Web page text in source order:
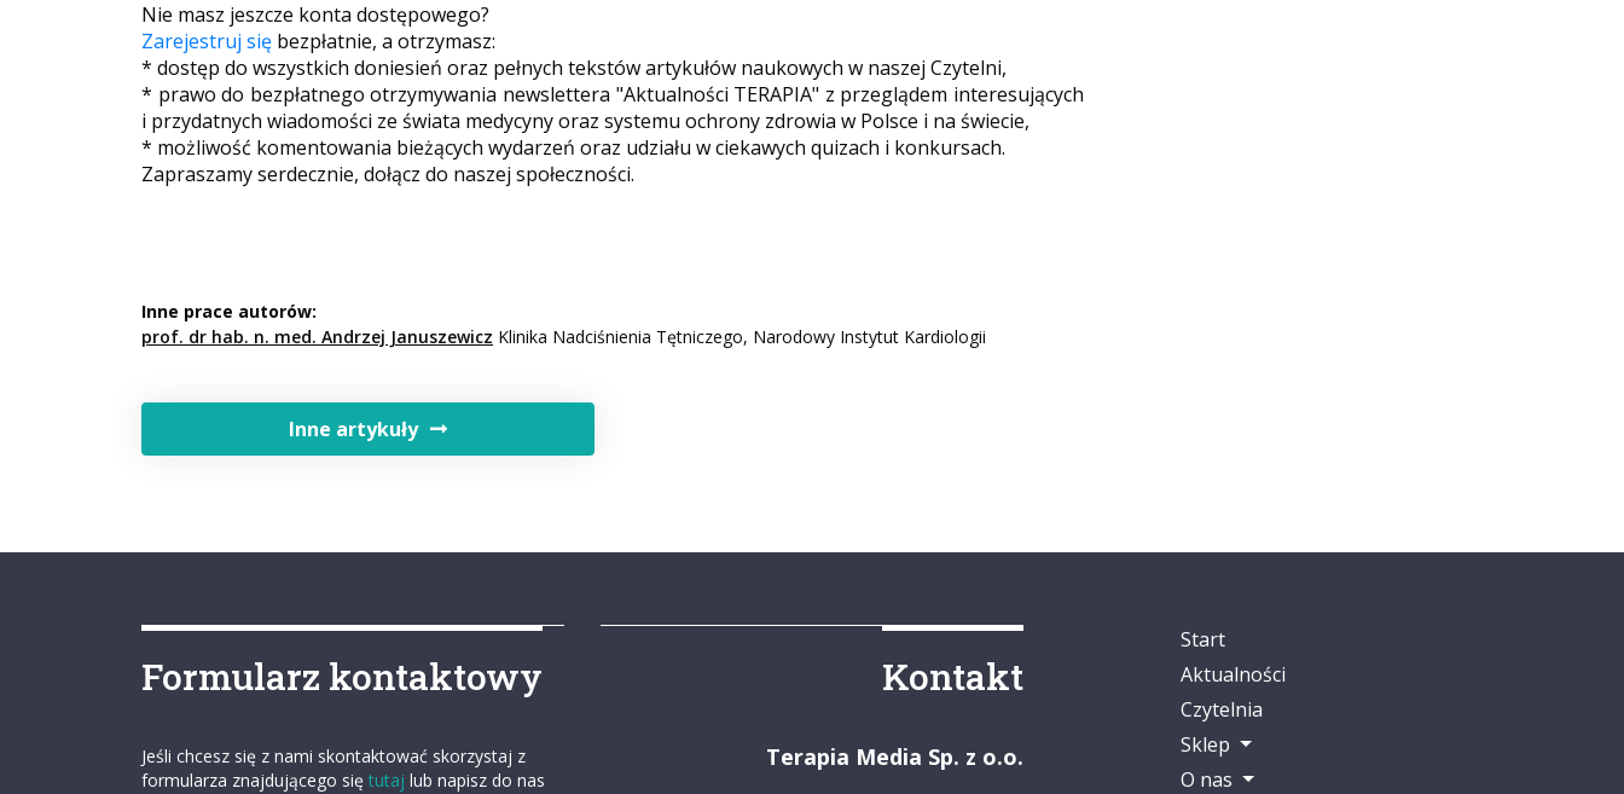
Nie masz jeszcze konta dostępowego?
Zarejestruj się bezpłatnie, a otrzymasz:
* dostęp do wszystkich doniesień oraz pełnych tekstów artykułów naukowych w naszej Czytelni,
* prawo do bezpłatnego otrzymywania newslettera "Aktualności TERAPIA" z przeglądem interesujących
i przydatnych wiadomości ze świata medycyny oraz systemu ochrony zdrowia w Polsce i na świecie,
* możliwość komentowania bieżących wydarzeń oraz udziału w ciekawych quizach i konkursach.
Zapraszamy serdecznie, dołącz do naszej społeczności.
Inne prace autorów:
prof. dr hab. n. med. Andrzej Januszewicz Klinika Nadciśnienia Tętniczego, Narodowy Instytut Kardiologii
Inne artykuły
Formularz kontaktowy
Jeśli chcesz się z nami skontaktować skorzystaj z
formularza znajdującego się tutaj lub napisz do nas
Kontakt
Terapia Media Sp. z o.o.
Start
Aktualności
Czytelnia
Sklep
O nas